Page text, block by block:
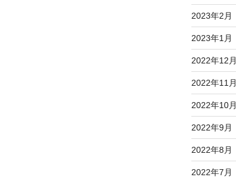
2023年2月
2023年1月
2022年12月
2022年11月
2022年10月
2022年9月
2022年8月
2022年7月